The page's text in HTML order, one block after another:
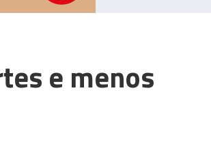
e menos